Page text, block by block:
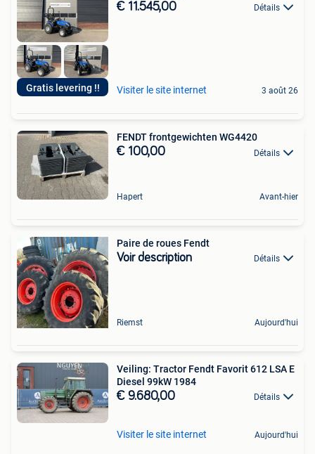
Gratis levering !!
€ 11.545,00 Détails
Visiter le site internet 3 août 26
FENDT frontgewichten WG4420
€ 100,00 Détails
Hapert Avant-hier
Paire de roues Fendt
Voir description Détails
Riemst Aujourd'hui
Veiling: Tractor Fendt Favorit 612 LSA E
Diesel 99kW 1984
€ 9.680,00 Détails
Visiter le site internet Aujourd'hui